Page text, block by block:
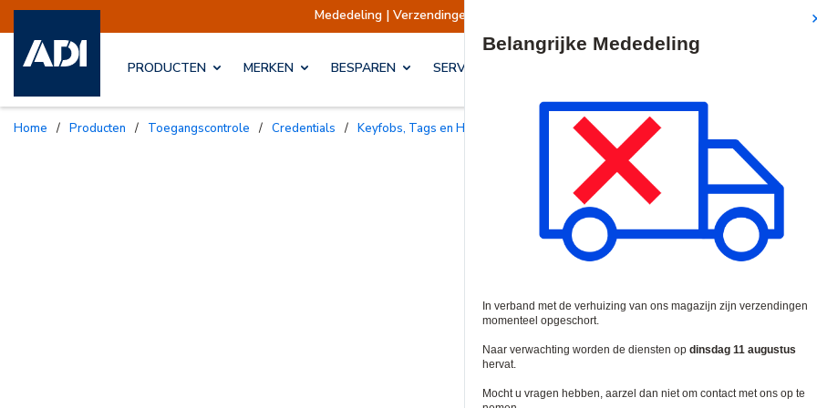
Mededeling | Verzendingen opgeschort Verzendingen worden op
PRODUCTEN MERKEN BESPAREN SERVICES & OPLOSSINGEN
Home / Producten / Toegangscontrole / Credentials / Keyfobs, Tags en Handzenders